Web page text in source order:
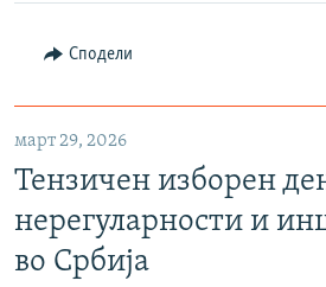
Сподели
март 29, 2026
Тензичен изборен
нерегуларности и
во Србија